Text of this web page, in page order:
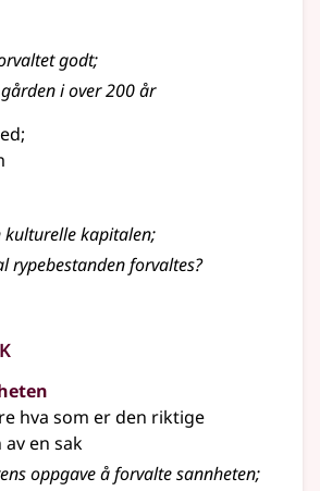
godt;
i over 200 år
;
kulturelle kapitalen;
rypebestanden forvaltes?
hva som er den riktige
en sak
oppgave å forvalte sannheten;